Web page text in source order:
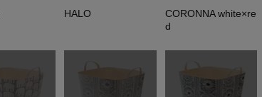
HALO
CORONNA white×re
d